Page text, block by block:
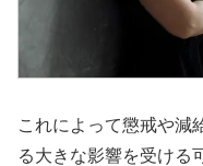
これによって懲戒や減
る大きな影響を受ける